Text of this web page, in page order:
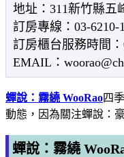
地址：311新竹縣五
訂房專線：03-
訂房櫃台服務時間：
EMAIL：
蟬說：霧繞 WooRao四
動態，因為關注蟬說：
蟬說：霧繞